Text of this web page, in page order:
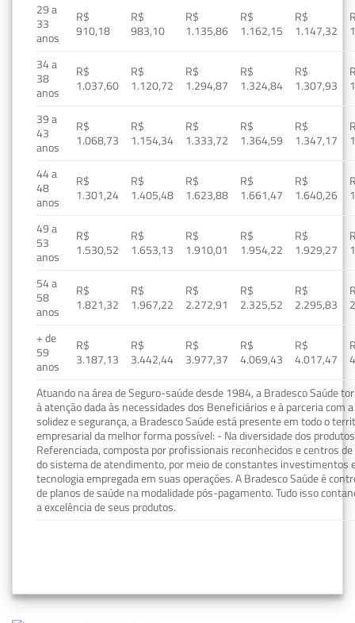
29 a
33
anos
R$
910,18
R$
983,10
R$
1.135,86
R$
1.162,15
R$
1.147,32
34 a
38
anos
R$
1.037,60
R$
1.120,72
R$
1.294,87
R$
1.324,84
R$
1.307,93
39 a
43
anos
R$
1.068,73
R$
1.154,34
R$
1.333,72
R$
1.364,59
R$
1.347,17
44 a
48
anos
R$
1.301,24
R$
1.405,48
R$
1.623,88
R$
1.661,47
R$
1.640,26
49 a
53
anos
R$
1.530,52
R$
1.653,13
R$
1.910,01
R$
1.954,22
R$
1.929,27
54 a
58
anos
R$
1.821,32
R$
1.967,22
R$
2.272,91
R$
2.325,52
R$
2.295,83
+ de
59
anos
R$
3.187,13
R$
3.442,44
R$
3.977,37
R$
4.069,43
R$
4.017,47
Atuando na área de Seguro-saúde desde 1984, a Bradesco Saúde
à atenção dada às necessidades dos Beneficiários e à parceria com
solidez e segurança, a Bradesco Saúde está presente em todo o
empresarial da melhor forma possível: - Na diversidade dos
Referenciada, composta por profissionais reconhecidos e centros
do sistema de atendimento, por meio de constantes investimentos
tecnologia empregada em suas operações. A Bradesco Saúde é
de planos de saúde na modalidade pós-pagamento. Tudo isso
a excelência de seus produtos.